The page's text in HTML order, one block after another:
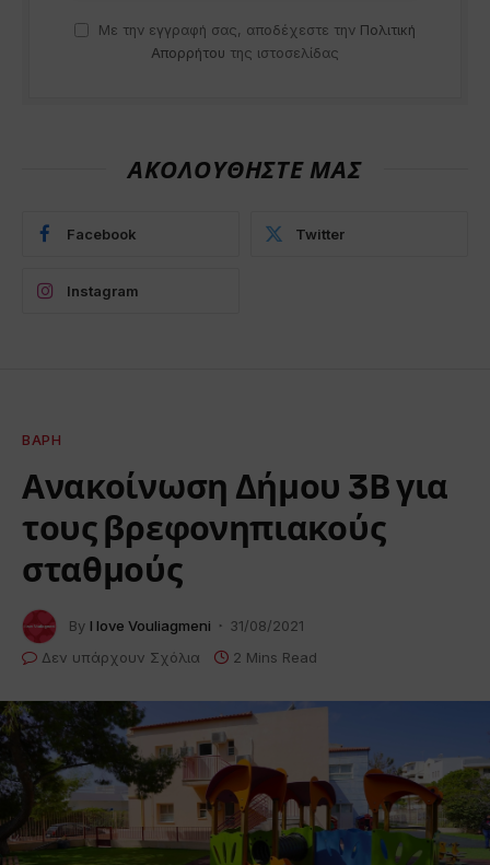
Με την εγγραφή σας, αποδέχεστε την Πολιτική
Απορρήτου της ιστοσελίδας
ΑΚΟΛΟΥΘΗΣΤΕ ΜΑΣ
Facebook Twitter
Instagram
ΒΆΡΗ
Ανακοίνωση Δήμου 3Β για
τους βρεφονηπιακούς
σταθμούς
By I love Vouliagmeni
31/08/2021
Δεν υπάρχουν Σχόλια
2 Mins Read